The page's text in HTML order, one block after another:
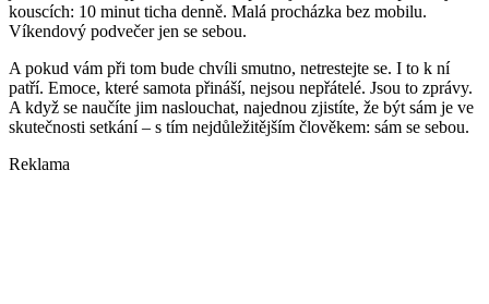
kouscích: 10 minut ticha denně. Malá procházka bez mobilu.
Víkendový podvečer jen se sebou.
A pokud vám při tom bude chvíli smutno, netrestejte se. I to k ní
patří. Emoce, které samota přináší, nejsou nepřátelé. Jsou to zprávy.
A když se naučíte jim naslouchat, najednou zjistíte, že být sám je ve
skutečnosti setkání – s tím nejdůležitějším člověkem: sám se sebou.
Reklama